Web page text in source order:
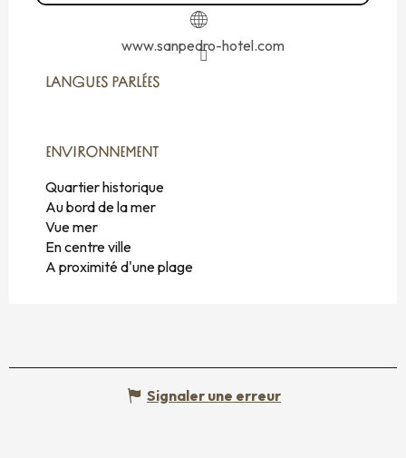
www.sanpedro-hotel.com
LANGUES PARLÉES
LANGUES PARLÉES
ENVIRONNEMENT
ENVIRONNEMENT
Quartier historique
Au bord de la mer
Vue mer
En centre ville
A proximité d'une plage
Signaler une erreur